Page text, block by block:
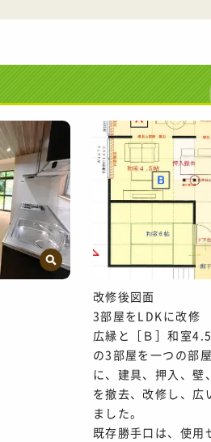
改修後図面
3部屋をLDKに改修
広縁と［Ｂ］和室
の3部屋を一つの部
に、建具、押入、壁
を撤去、改修し、広
ました。
既存勝手口は、使用